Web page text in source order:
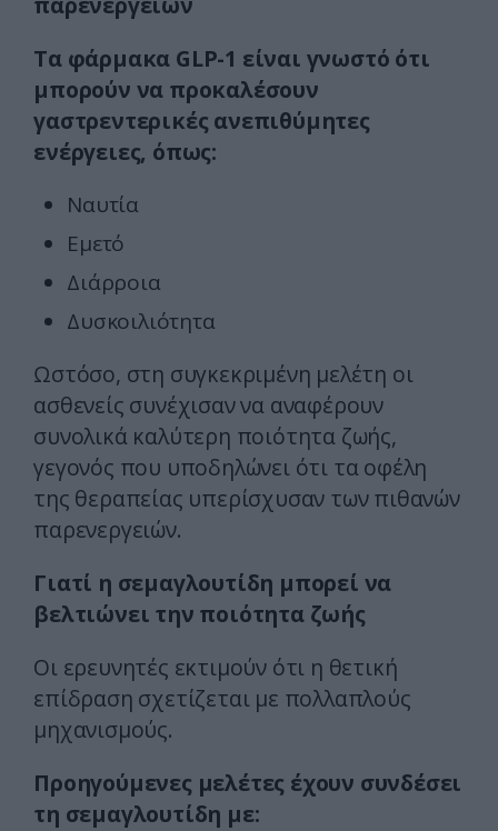
Τα φάρμακα GLP-1 είναι γνωστό ότι
μπορούν να προκαλέσουν
γαστρεντερικές ανεπιθύμητες
ενέργειες, όπως:
Ναυτία
Εμετό
Διάρροια
Δυσκοιλιότητα
Ωστόσο, στη συγκεκριμένη μελέτη οι
ασθενείς συνέχισαν να αναφέρουν
συνολικά καλύτερη ποιότητα ζωής,
γεγονός που υποδηλώνει ότι τα οφέλη
της θεραπείας υπερίσχυσαν των πιθανών
παρενεργειών.
Γιατί η σεμαγλουτίδη μπορεί να
βελτιώνει την ποιότητα ζωής
Οι ερευνητές εκτιμούν ότι η θετική
επίδραση σχετίζεται με πολλαπλούς
μηχανισμούς.
Προηγούμενες μελέτες έχουν συνδέσει
τη σεμαγλουτίδη με: